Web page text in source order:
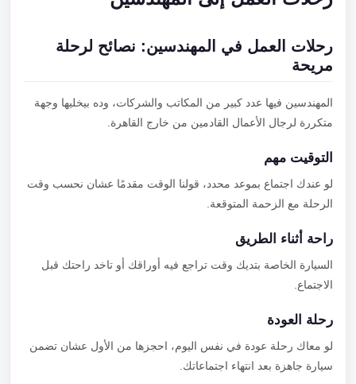
رحلات العمل في المهندسين: نصائح لرحلة
مريحة
المهندسين فيها عدد كبير من المكاتب والشركات، وده بيخليها وجهة
متكررة لرجال الأعمال القادمين من خارج القاهرة.
التوقيت مهم
لو عندك اجتماع بموعد محدد، قولنا الوقت مقدمًا عشان نحسب وقت
الرحلة مع الزحمة المتوقعة.
راحة أثناء الطريق
السيارة الخاصة بتديك وقت تراجع فيه أوراقك أو تاخد راحتك قبل
الاجتماع.
رحلة العودة
لو معاك رحلة عودة في نفس اليوم، احجزها من الأول عشان تضمن
سيارة جاهزة بعد انتهاء اجتماعاتك.